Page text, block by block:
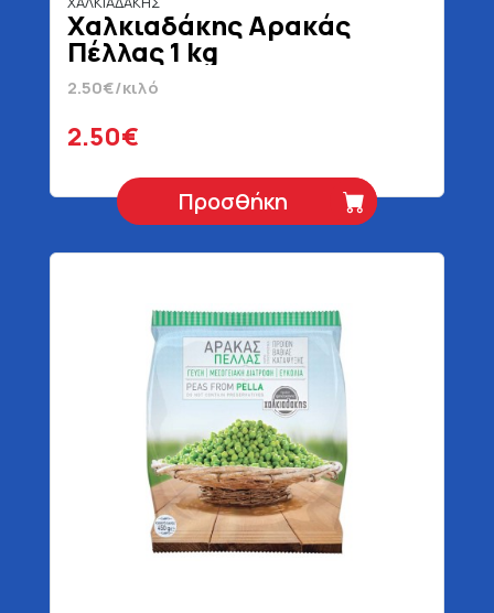
Χαλκιαδάκης Αρακάς
Πέλλας 1 kg
2.50€/κιλό
2.50€
Προσθήκη